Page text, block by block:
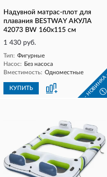
Надувной матрас-плот для
плавания BESTWAY АКУЛА
42073 BW 160x115 см
1 430 руб.
Тип: Фигурные
Насос: Без насоса
Вместимость: Одноместные
КУПИТЬ - НОВИНКА -
!